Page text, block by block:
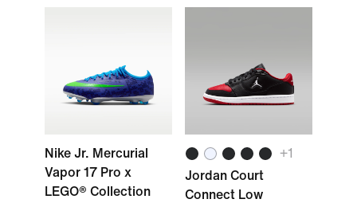
Nike Jr. Mercurial
Vapor 17 Pro x
LEGO® Collection
+1
Jordan Court
Connect Low